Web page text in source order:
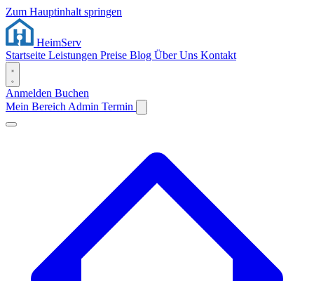
Zum Hauptinhalt springen
HeimServ
Startseite Leistungen Preise Blog Über Uns Kontakt
Anmelden Buchen
Mein Bereich Admin Termin